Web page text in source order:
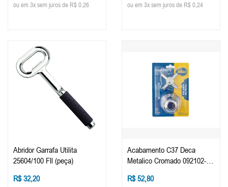
ou em 3x sem juros de R$ 0,26 ou em 3x sem juros de R$ 0,24
Abridor Garrafa Utilita
25604/100 Fll (peça)
R$ 32,20
Acabamento C37 Deca
Metalico Cromado 092102-21
R$ 52,80